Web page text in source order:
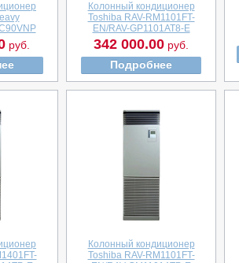
руб.
Колонный кондиционер
Toshiba RAV-RM1101FT-
EN/RAV-GP1101AT8-E
342 000.00 руб.
Подробнее
Колонный кондиционер
Toshiba RAV-RM1101FT-